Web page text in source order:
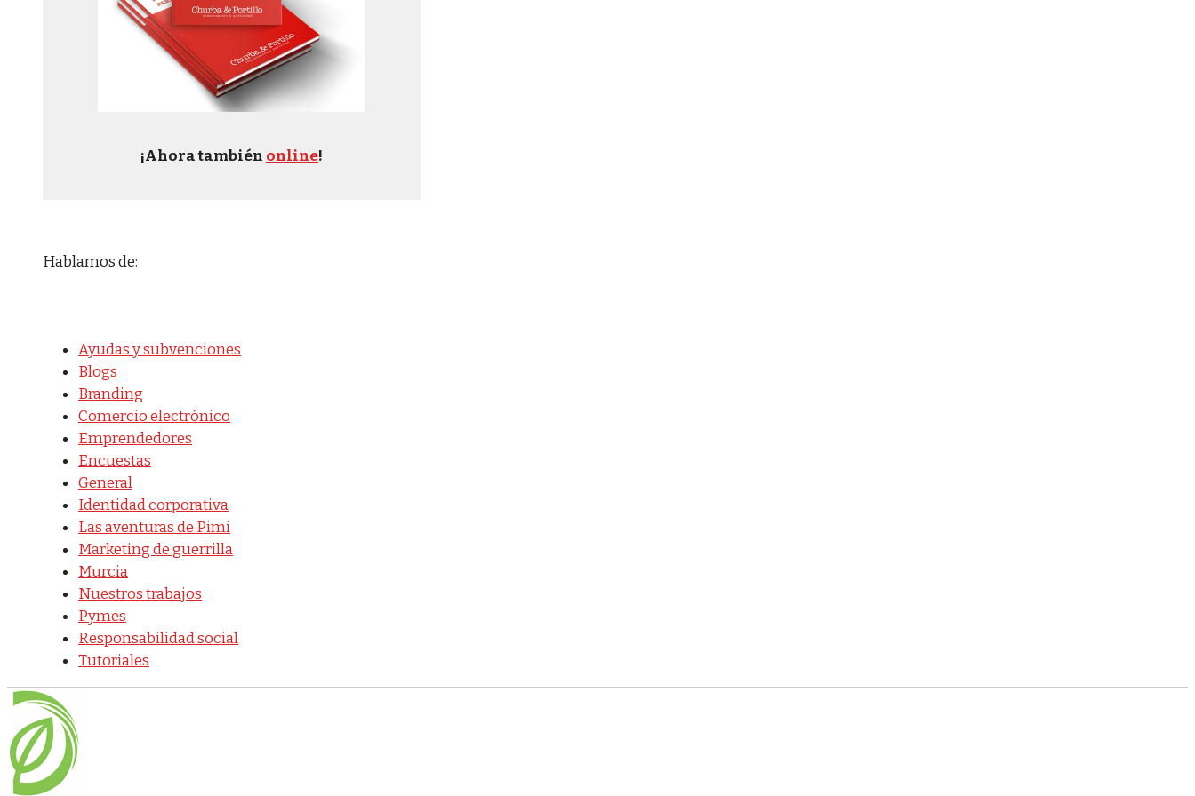
¡Ahora también online!
Hablamos de:
Ayudas y subvenciones
Blogs
Branding
Comercio electrónico
Emprendedores
Encuestas
General
Identidad corporativa
Las aventuras de Pimi
Marketing de guerrilla
Murcia
Nuestros trabajos
Pymes
Responsabilidad social
Tutoriales